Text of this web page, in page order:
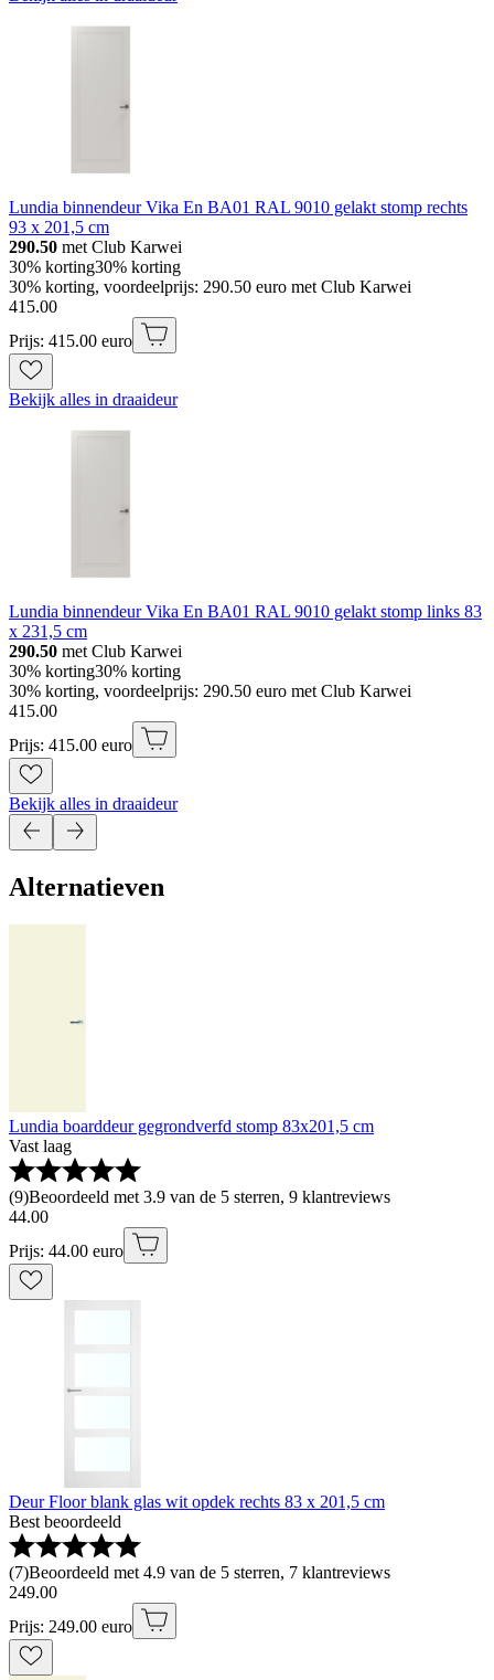
Lundia binnendeur Vika En BA01 RAL 9010 gelakt stomp rechts
93 x 201,5 cm
290.50 met Club Karwei
30% korting30% korting
30% korting, voordeelprijs: 290.50 euro met Club Karwei
415.00
Prijs: 415.00 euro
Bekijk alles in draaideur
Lundia binnendeur Vika En BA01 RAL 9010 gelakt stomp links 83
x 231,5 cm
290.50 met Club Karwei
30% korting30% korting
30% korting, voordeelprijs: 290.50 euro met Club Karwei
415.00
Prijs: 415.00 euro
Bekijk alles in draaideur
Alternatieven
Lundia boarddeur gegrondverfd stomp 83x201,5 cm
Vast laag
(9)Beoordeeld met 3.9 van de 5 sterren, 9 klantreviews
44.00
Prijs: 44.00 euro
Deur Floor blank glas wit opdek rechts 83 x 201,5 cm
Best beoordeeld
(7)Beoordeeld met 4.9 van de 5 sterren, 7 klantreviews
249.00
Prijs: 249.00 euro